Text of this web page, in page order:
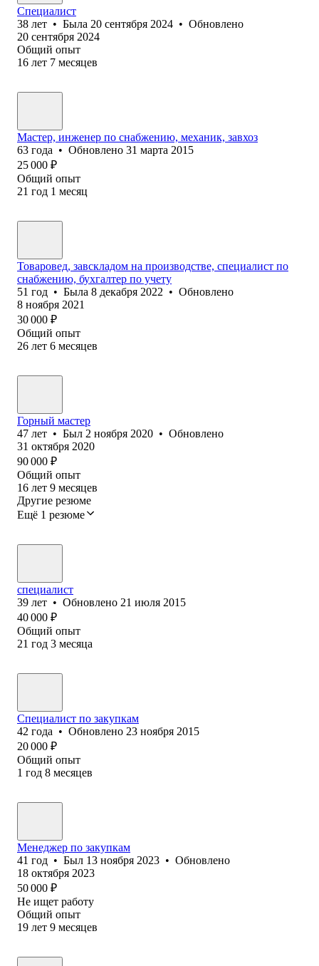
Специалист
38 лет • Была 20 сентября 2024 • Обновлено
20 сентября 2024
Общий опыт
16 лет 7 месяцев
Мастер, инженер по снабжению, механик, завхоз
63 года • Обновлено 31 марта 2015
25 000 ₽
Общий опыт
21 год 1 месяц
Товаровед, завскладом на производстве, специалист по
снабжению, бухгалтер по учету
51 год • Была 8 декабря 2022 • Обновлено
8 ноября 2021
30 000 ₽
Общий опыт
26 лет 6 месяцев
Горный мастер
47 лет • Был 2 ноября 2020 • Обновлено
31 октября 2020
90 000 ₽
Общий опыт
16 лет 9 месяцев
Другие резюме
Ещё 1 резюме
специалист
39 лет • Обновлено 21 июля 2015
40 000 ₽
Общий опыт
21 год 3 месяца
Специалист по закупкам
42 года • Обновлено 23 ноября 2015
20 000 ₽
Общий опыт
1 год 8 месяцев
Менеджер по закупкам
41 год • Был 13 ноября 2023 • Обновлено
18 октября 2023
50 000 ₽
Не ищет работу
Общий опыт
19 лет 9 месяцев